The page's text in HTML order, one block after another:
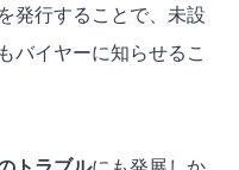
発行することで、未設
バイヤーに知らせるこ